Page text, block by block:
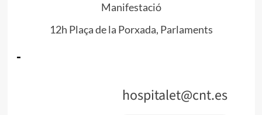
Manifestació
12h Plaça de la Porxada, Parlaments
-
hospitalet@cnt.es